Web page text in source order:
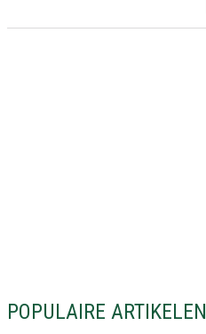
POPULAIRE ARTIKELEN